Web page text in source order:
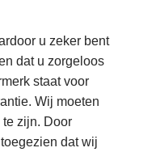
u zeker bent
dat u zorgeloos
staat voor
Wij moeten
zijn. Door
dat wij